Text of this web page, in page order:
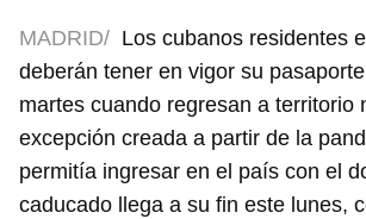
MADRID/ Los cubanos residentes
deberán tener en vigor su
martes cuando regresan a territorio
excepción creada a partir de la
permitía ingresar en el país con el
caducado llega a su fin este lunes,